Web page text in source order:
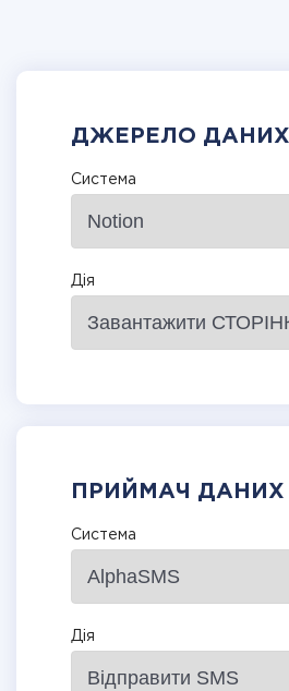
ДЖЕРЕЛО ДАНИХ
Система
Дія
ПРИЙМАЧ ДАНИХ
Система
Дія